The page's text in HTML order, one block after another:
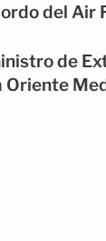
del Air
de
Oriente